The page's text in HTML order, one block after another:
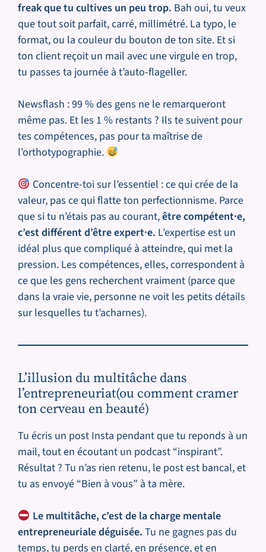
freak que tu cultives un peu trop. Bah oui, tu veux
que tout soit parfait, carré, millimétré. La typo, le
format, ou la couleur du bouton de ton site. Et si
ton client reçoit un mail avec une virgule en trop,
tu passes ta journée à t’auto-flageller.
Newsflash : 99 % des gens ne le remarqueront
même pas. Et les 1 % restants ? Ils te suivent pour
tes compétences, pas pour ta maîtrise de
l’orthotypographie.
Concentre-toi sur l’essentiel : ce qui crée de la
valeur, pas ce qui flatte ton perfectionnisme. Parce
que si tu n’étais pas au courant,être compétent·e,
c’est différent d’être expert·e. L’expertise est un
idéal plus que compliqué à atteindre, qui met la
pression. Les compétences, elles, correspondent à
ce que les gens recherchent vraiment (parce que
dans la vraie vie, personne ne voit les petits détails
sur lesquelles tu t’acharnes).
L’illusion du multitâche dans
l’entrepreneuriat(ou comment cramer
ton cerveau en beauté)
Tu écris un post Insta pendant que tu reponds à un
mail, tout en écoutant un podcast “inspirant”.
Résultat ? Tu n’as rien retenu, le post est bancal, et
tu as envoyé “Bien à vous” à ta mère.
Le multitâche, c’est de la charge mentale
entrepreneuriale déguisée. Tu ne gagnes pas du
temps, tu perds en clarté, en présence, et en